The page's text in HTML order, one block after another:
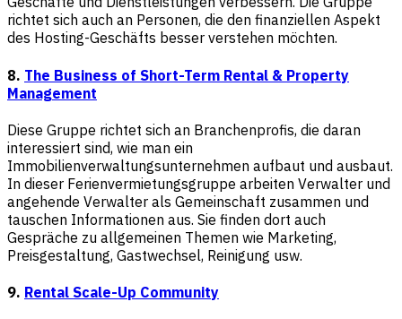
richtet sich auch an Personen, die den finanziellen Aspekt
des Hosting-Geschäfts besser verstehen möchten.
8. The Business of Short-Term Rental & Property
Management
Diese Gruppe richtet sich an Branchenprofis, die daran
interessiert sind, wie man ein
Immobilienverwaltungsunternehmen aufbaut und ausbaut.
In dieser Ferienvermietungsgruppe arbeiten Verwalter und
angehende Verwalter als Gemeinschaft zusammen und
tauschen Informationen aus. Sie finden dort auch
Gespräche zu allgemeinen Themen wie Marketing,
Preisgestaltung, Gastwechsel, Reinigung usw.
9. Rental Scale-Up Community